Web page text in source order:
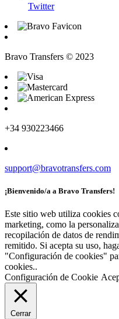
Twitter
Bravo Transfers © 2023
+34 930223466
support@bravotransfers.com
¡Bienvenido/a a Bravo Transfers!
Este sitio web utiliza cookies
marketing, como la
recopilación de datos de
remitido. Si acepta su uso,
"Configuración de cookies"
cookies..
Configuración de Cookie
Cerrar